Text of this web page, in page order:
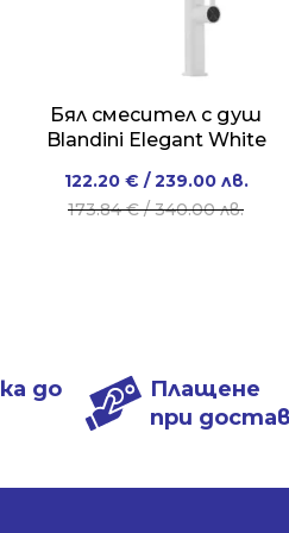
Бял смесител с душ
Blandini Elegant White
173.84€/ 340.00 лв.
Original
price
122.20 € / 239.00 лв.
Current
price
до
Плащене
при